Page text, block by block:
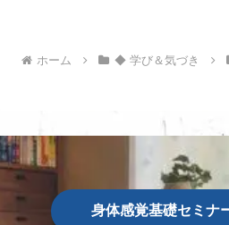
ホーム ◆ 学び＆気づき
身体感覚基礎セミナ